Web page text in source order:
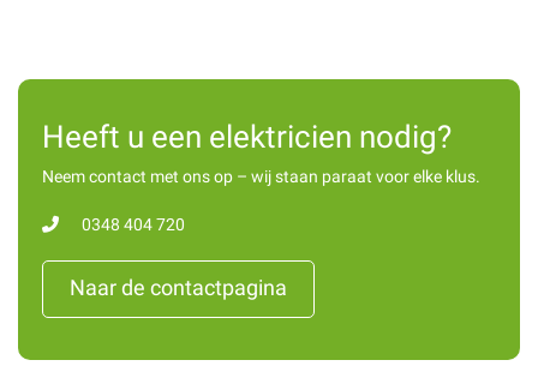
Heeft u een elektricien nodig?
Neem contact met ons op – wij staan paraat voor elke klus.
0348 404 720
Naar de contactpagina